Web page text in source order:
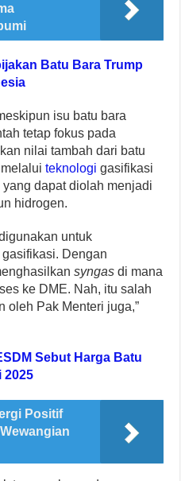
Batu Bara Trump
isu batu bara
tetap fokus pada
nilai tambah dari batu
melaluiteknologi gasifikasi
yang dapat diolah menjadi
hidrogen.
untuk
Dengan
syngas di mana
ke DME. Nah, itu salah
oleh Pak Menteri juga,”
Sebut Harga Batu
2025
Positif